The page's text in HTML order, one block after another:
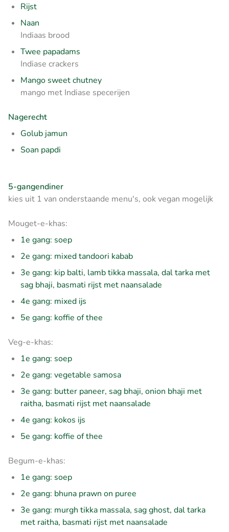
Rijst
Naan
Indiaas brood
Twee papadams
Indiase crackers
Mango sweet chutney
mango met Indiase specerijen
Nagerecht
Golub jamun
Soan papdi
5-gangendiner
kies uit 1 van onderstaande menu's, ook vegan mogelijk
Mouget-e-khas:
1e gang: soep
2e gang: mixed tandoori kabab
3e gang: kip balti, lamb tikka massala, dal tarka met
sag bhaji, basmati rijst met naansalade
4e gang: mixed ijs
5e gang: koffie of thee
Veg-e-khas:
1e gang: soep
2e gang: vegetable samosa
3e gang: butter paneer, sag bhaji, onion bhaji met
raitha, basmati rijst met naansalade
4e gang: kokos ijs
5e gang: koffie of thee
Begum-e-khas:
1e gang: soep
2e gang: bhuna prawn on puree
3e gang: murgh tikka massala, sag ghost, dal tarka
met raitha, basmati rijst met naansalade